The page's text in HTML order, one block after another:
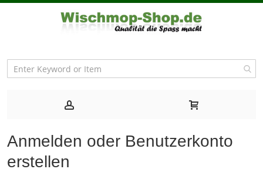
Anmelden oder Benutzerkonto
erstellen